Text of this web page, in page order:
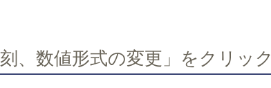
、数値形式の変更」をクリック